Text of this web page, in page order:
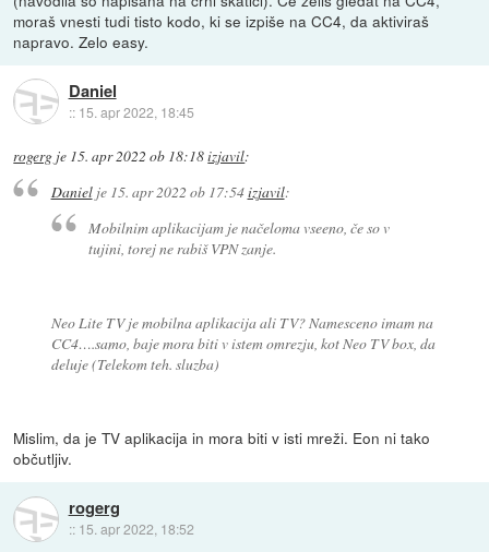
moraš vnesti tudi tisto kodo, ki se izpiše na CC4, da aktiviraš
napravo. Zelo easy.
Daniel
:: 15. apr 2022, 18:45
rogerg je 15. apr 2022 ob 18:18izjavil:
Danielje 15. apr 2022 ob 17:54izjavil:
Mobilnim aplikacijam je načeloma vseeno, če so v
tujini, torej ne rabiš VPN zanje.
Neo Lite TV je mobilna aplikacija ali TV? Namesceno imam na
CC4….samo, baje mora biti v istem omrezju, kot Neo TV box, da
deluje (Telekom teh. sluzba)
Mislim, da je TV aplikacija in mora biti v isti mreži. Eon ni tako
občutljiv.
rogerg
:: 15. apr 2022, 18:52